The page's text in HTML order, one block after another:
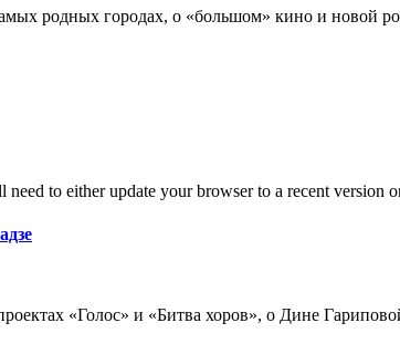
родных городах, о «большом» кино и новой
to either update your browser to a recent version
«Голос» и «Битва хоров», о Дине